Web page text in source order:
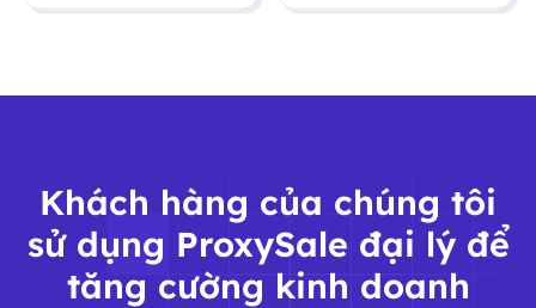
Khách hàng của chúng tôi
sử dụng ProxySale đại lý để
tăng cường kinh doanh